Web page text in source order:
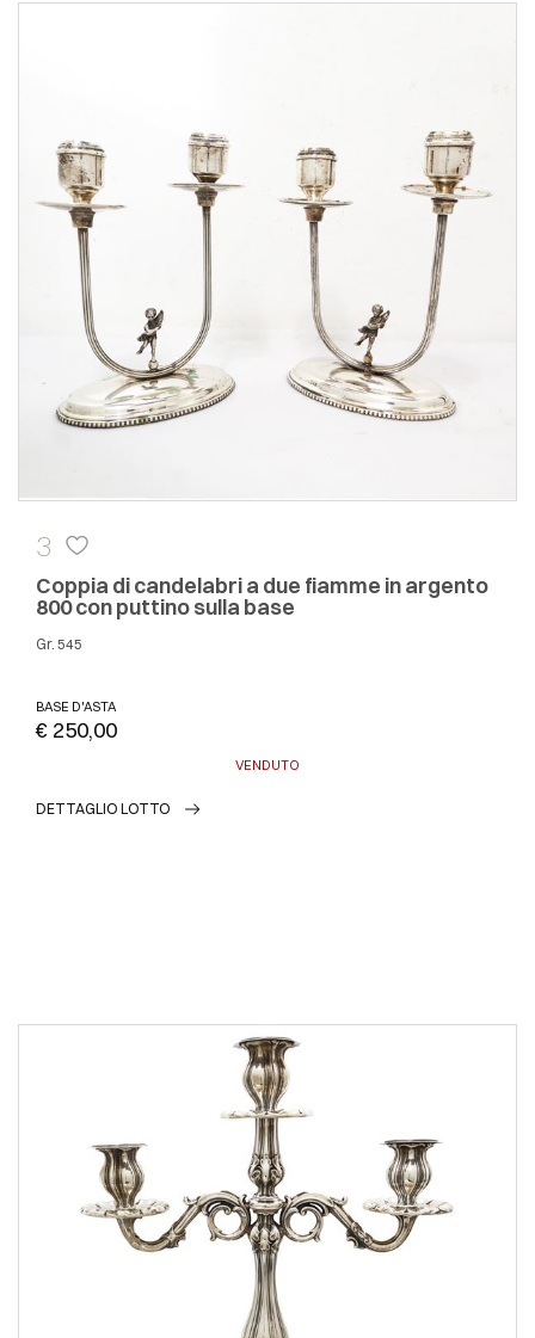
3
Coppia di candelabri a due fiamme in argento
800 con puttino sulla base
gr. 545
BASE D'ASTA
€ 250,00
VENDUTO
DETTAGLIO LOTTO